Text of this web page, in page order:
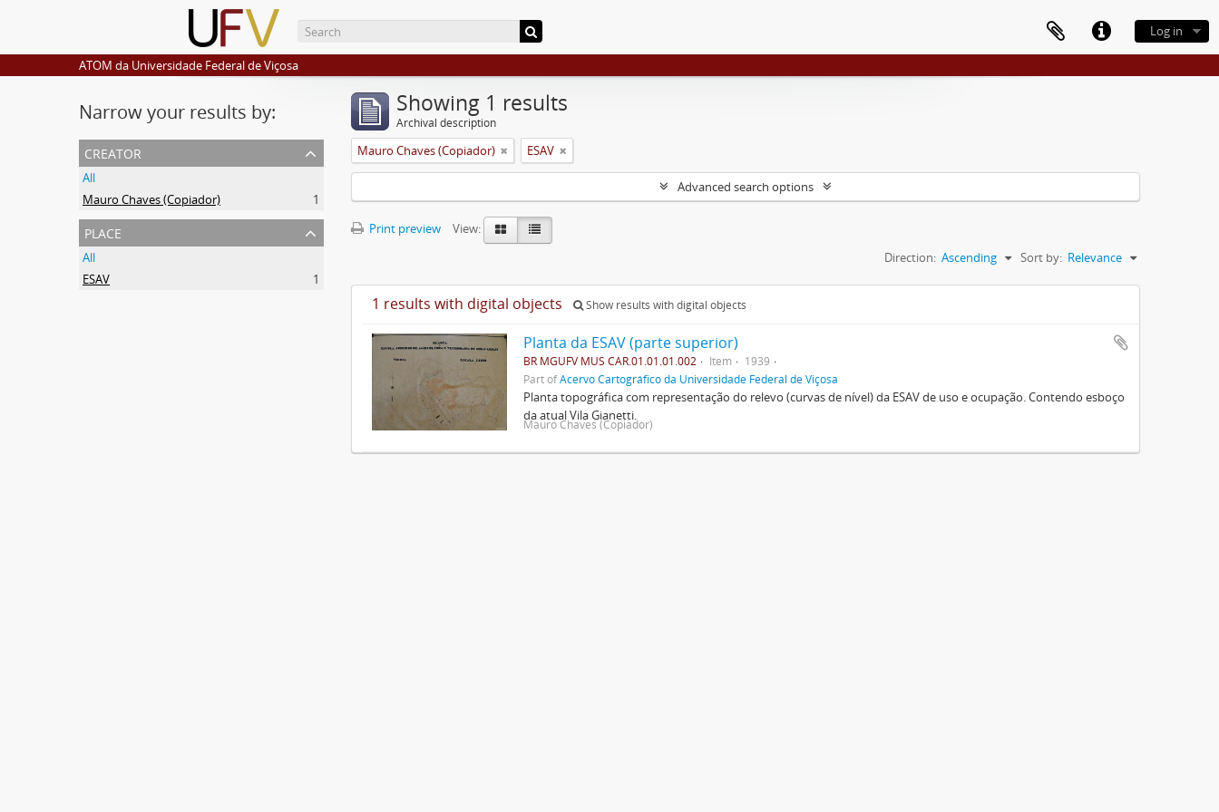
Log in
ATOM da Universidade Federal de Viçosa
Narrow your results by:
creator
All
Mauro Chaves (Copiador)
1
place
All
ESAV
1
Showing 1 results
Archival description
Mauro Chaves (Copiador) ESAV
Advanced search options
Print preview
View:
Sort by: Relevance
Direction: Ascending
1 results with digital objects Show results with digital objects
Planta da ESAV (parte superior)
BR MGUFV MUS CAR.01.01.01.002 Item
1939
Part ofAcervo Cartográfico da Universidade Federal de Viçosa
Planta topográfica com representação do relevo (curvas de nível) da ESAV de uso e ocupação. Contendo esboço
da atual Vila Gianetti.
Mauro Chaves (Copiador)